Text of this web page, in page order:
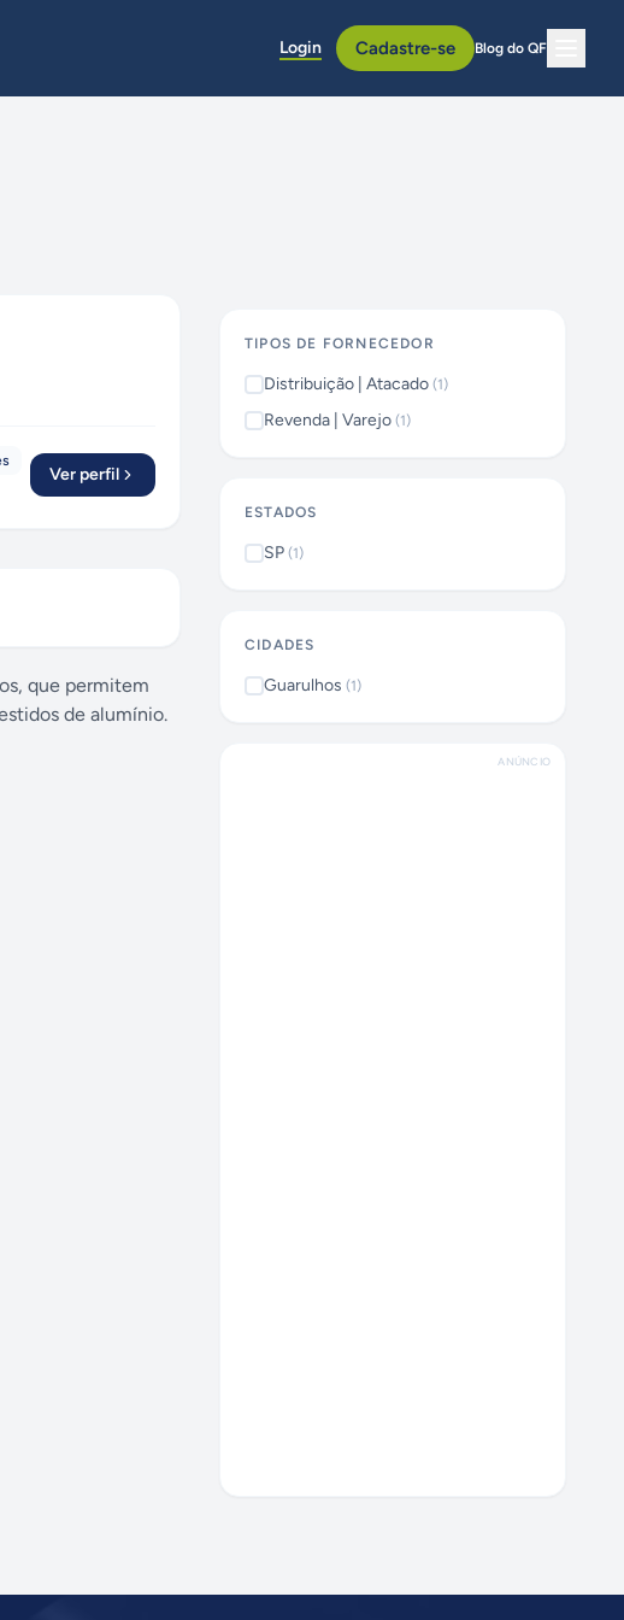
Login Cadastre-se Blog do QF
Ver perfil
que permitem
de alumínio.
TIPOS DE FORNECEDOR
Distribuição | Atacado (1)
Revenda | Varejo (1)
ESTADOS
SP (1)
CIDADES
Guarulhos (1)
ANÚNCIO